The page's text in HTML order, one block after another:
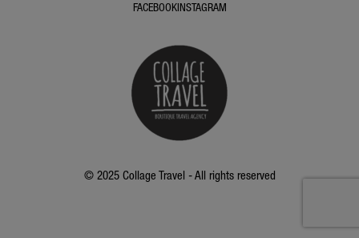
FACEBOOKINSTAGRAM
© 2025 Collage Travel - All rights reserved